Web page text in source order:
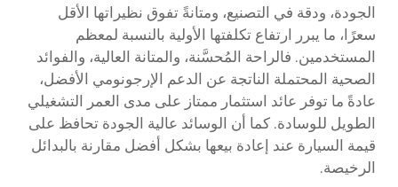
الجودة، ودقة في التصنيع، ومتانةً تفوق نظيراتها الأقل
سعرًا، ما يبرر ارتفاع تكلفتها الأولية بالنسبة لمعظم
المستخدمين. فالراحة المُحسَّنة، والمتانة العالية، والفوائد
الصحية المحتملة الناتجة عن الدعم الإرجونومي الأفضل،
عادةً ما توفر عائد استثمار ممتاز على مدى العمر التشغيلي
الطويل للوسادة. كما أن الوسائد عالية الجودة تحافظ على
قيمة السيارة عند إعادة بيعها بشكل أفضل مقارنة بالبدائل
الرخيصة.